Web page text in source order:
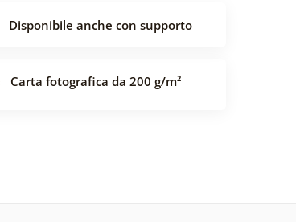
Disponibile anche con supporto
Carta fotografica da 200 g/m²